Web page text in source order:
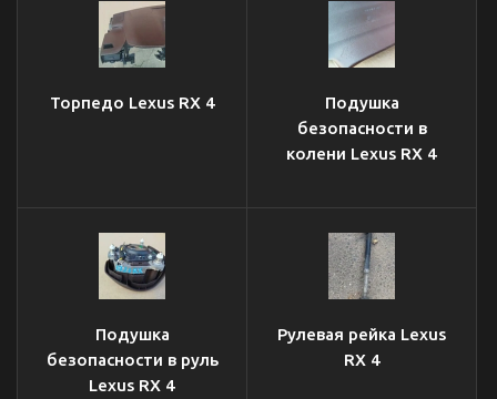
Торпедо Lexus RX 4
Подушка
безопасности в
колени Lexus RX 4
Подушка
безопасности в руль
Lexus RX 4
Рулевая рейка Lexus
RX 4